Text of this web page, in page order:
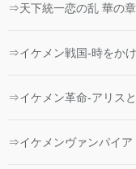
⇒天下統一恋の乱 華の
⇒イケメン戦国-時をか
⇒イケメン革命-アリス
⇒イケメンヴァンパイア